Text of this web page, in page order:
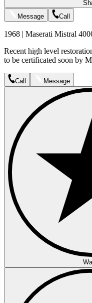
Message
Call
1968 | Maserati Mistral
Recent high level
to be certificated soon by
Call Message